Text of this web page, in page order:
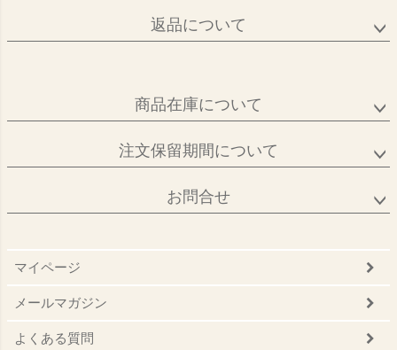
返品について
商品在庫について
注文保留期間について
お問合せ
マイページ
メールマガジン
よくある質問